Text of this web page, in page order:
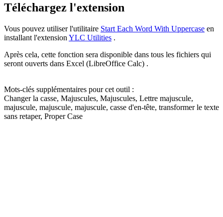
Téléchargez l'extension
Vous pouvez utiliser l'utilitaire Start Each Word With Uppercase en
installant l'extension YLC Utilities .
Après cela, cette fonction sera disponible dans tous les fichiers qui
seront ouverts dans Excel (LibreOffice Calc) .
Mots-clés supplémentaires pour cet outil :
Changer la casse, Majuscules, Majuscules, Lettre majuscule,
majuscule, majuscule, majuscule, casse d'en-tête, transformer le texte
sans retaper, Proper Case